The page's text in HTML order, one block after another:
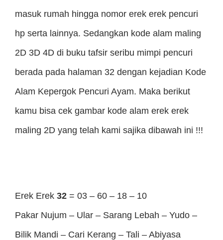
masuk rumah hingga nomor erek erek pencuri
hp serta lainnya. Sedangkan kode alam maling
2D 3D 4D di buku tafsir seribu mimpi pencuri
berada pada halaman 32 dengan kejadian Kode
Alam Kepergok Pencuri Ayam. Maka berikut
kamu bisa cek gambar kode alam erek erek
maling 2D yang telah kami sajika dibawah ini !!!
Erek Erek 32 = 03 – 60 – 18 – 10
Pakar Nujum – Ular – Sarang Lebah – Yudo –
Bilik Mandi – Cari Kerang – Tali – Abiyasa